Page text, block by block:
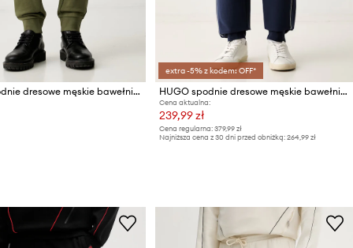
HUGO spodnie dresowe męskie bawełniane Dayote232
extra -5% z kodem: OFF*
HUGO spodnie dresowe męskie bawełniane z elastanem PALO PANTS
Cena aktualna:
239,99 zł
Cena regularna: 379,99 zł
Najniższa cena z 30 dni przed obniżką: 264,99 zł